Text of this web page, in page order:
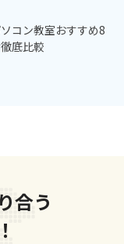
コン教室おすすめ8
底比較
合う